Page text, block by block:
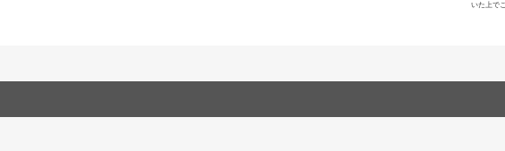
いた上で